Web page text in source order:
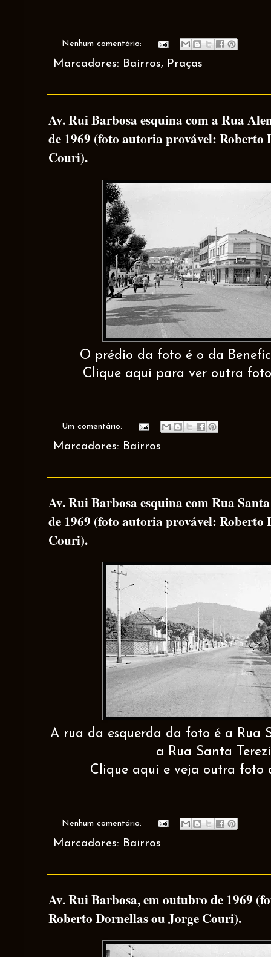
Nenhum comentário:
Marcadores: Bairros, Praças
Av. Rui Barbosa esquina com a Rua
de 1969 (foto autoria provável: Roberto
Couri).
O prédio da foto é o da
Clique aqui para ver outra
Um comentário:
Marcadores: Bairros
Av. Rui Barbosa esquina com Rua
de 1969 (foto autoria provável: Roberto
Couri).
A rua da esquerda da foto é a Rua
a Rua Santa
Clique aqui e veja outra foto
Nenhum comentário:
Marcadores: Bairros
Av. Rui Barbosa, em outubro de 1969
Roberto Dornellas ou Jorge Couri).